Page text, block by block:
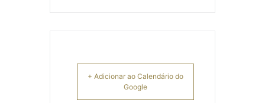
+ Adicionar ao Calendário do
Google